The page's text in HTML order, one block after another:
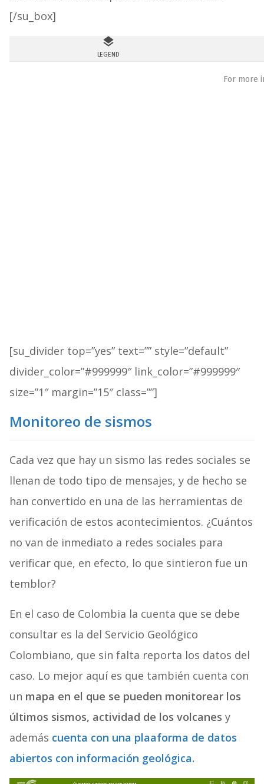
[/su_box]
[su_divider top=”yes” text=”” style=”default”
divider_color=”#999999″ link_color=”#999999″
size=”1″ margin=”15″ class=””]
Monitoreo de sismos
Cada vez que hay un sismo las redes sociales se
llenan de todo tipo de mensajes, y de hecho se
han convertido en una de las herramientas de
verificación de estos acontecimientos. ¿Cuántos
no van de inmediato a redes sociales para
verificar que, en efecto, lo que sintieron fue un
temblor?
En el caso de Colombia la cuenta que se debe
consultar es la del Servicio Geológico
Colombiano, que sin falta reporta los datos del
caso. Lo mejor aquí es que también cuenta con
un mapa en el que se pueden monitorear los
últimos sismos, actividad de los volcanes y
además cuenta con una plaaforma de datos
abiertos con información geológica.